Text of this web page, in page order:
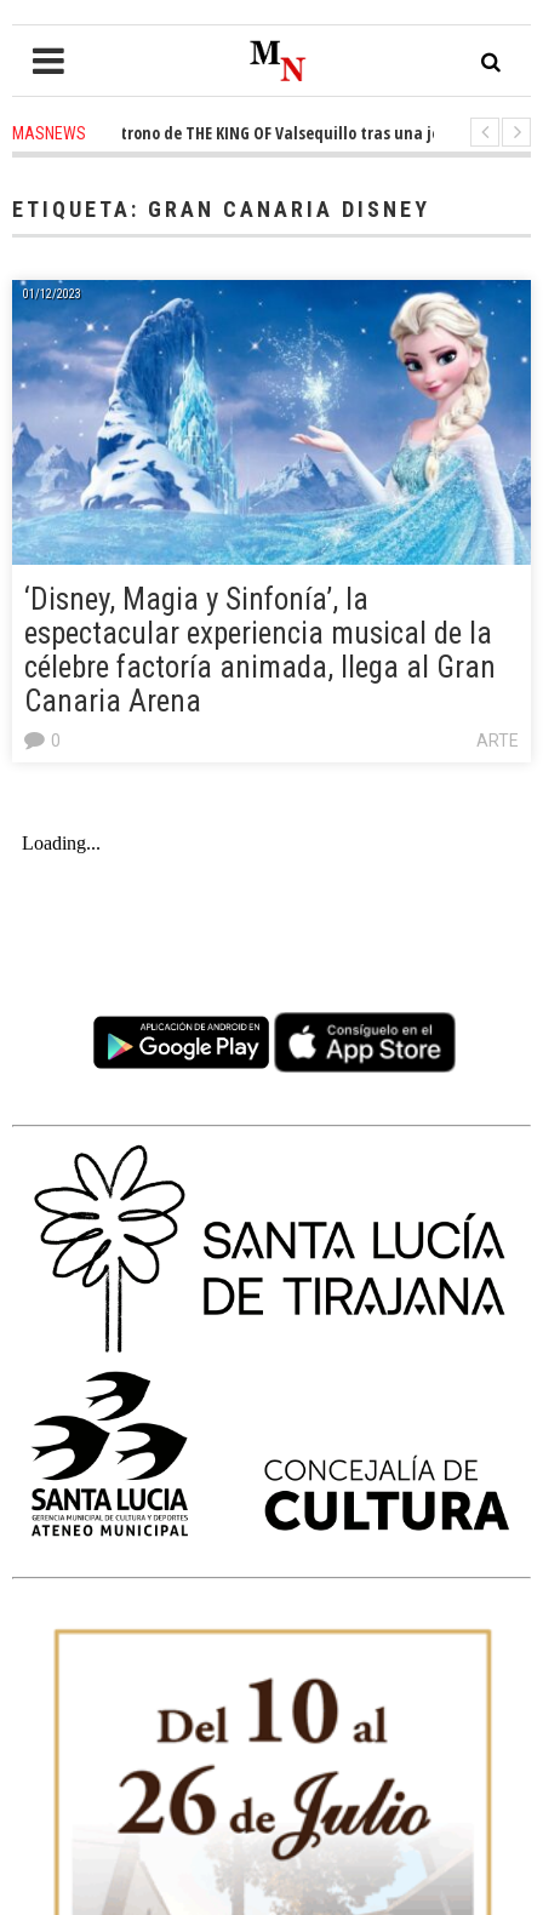
MASNEWS
el trono de THE KING OF Valsequillo tras una jornada de
ETIQUETA: GRAN CANARIA DISNEY
01/12/2023
‘Disney, Magia y Sinfonía’, la
espectacular experiencia musical de la
célebre factoría animada, llega al Gran
Canaria Arena
ARTE
0